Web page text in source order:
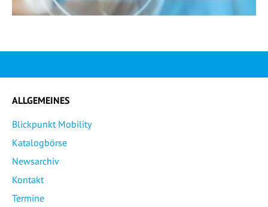
ALLGEMEINES
Blickpunkt Mobility
Katalogbörse
Newsarchiv
Kontakt
Termine